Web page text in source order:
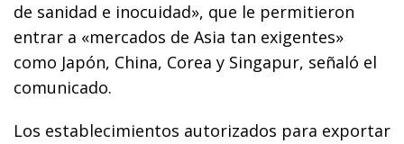
de sanidad e inocuidad», que le permitieron
entrar a «mercados de Asia tan exigentes»
como Japón, China, Corea y Singapur, señaló el
comunicado.
Los establecimientos autorizados para exportar